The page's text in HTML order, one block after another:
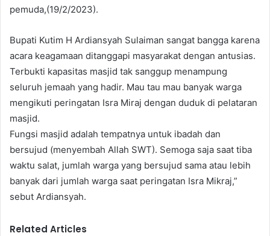
pemuda,(19/2/2023).
Bupati Kutim H Ardiansyah Sulaiman sangat bangga karena
acara keagamaan ditanggapi masyarakat dengan antusias.
Terbukti kapasitas masjid tak sanggup menampung
seluruh jemaah yang hadir. Mau tau mau banyak warga
mengikuti peringatan Isra Miraj dengan duduk di pelataran
masjid.
Fungsi masjid adalah tempatnya untuk ibadah dan
bersujud (menyembah Allah SWT). Semoga saja saat tiba
waktu salat, jumlah warga yang bersujud sama atau lebih
banyak dari jumlah warga saat peringatan Isra Mikraj,”
sebut Ardiansyah.
Related Articles